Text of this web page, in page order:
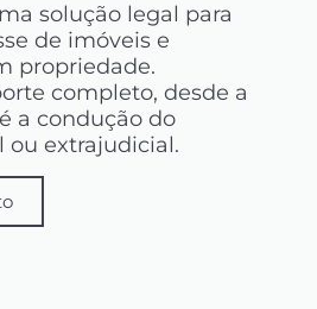
solução legal para
de imóveis e
propriedade.
completo, desde a
a condução do
ou extrajudicial.